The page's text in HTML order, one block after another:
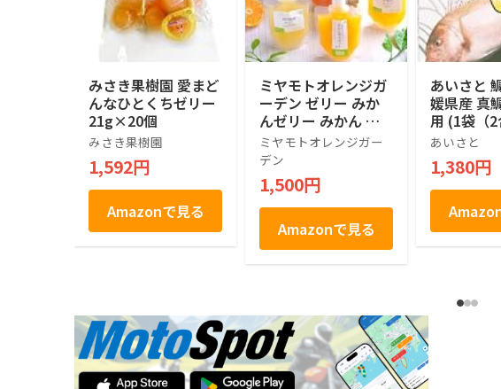
みさき果樹園 愛まど
んなひとくちゼリー
21g×20個
みさき果樹園
1,592円
Amazonで見る
ミヤモトオレンジガ
ーデン ゼリー みか
んゼリー みかん ギ
フト 愛媛産 寒天 100
g パウチ 詰め合わせ
無着色 無香料 国産
ご家庭用 フルーツ
ジュレ 化学添加物不
使用 (4本)
ミヤモトオレンジガー
デン
1,500円
Amazonで見る
あいさと
媛県産 真
用 (1袋（
あいさと
1,380円